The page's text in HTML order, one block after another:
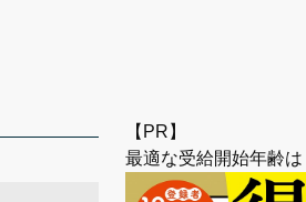
【PR】
最適な受給開始年齢は